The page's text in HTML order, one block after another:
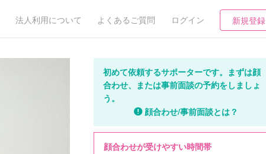
法人利用について よくあるご質問 ログイン 新規登録
初めて依頼するサポーターです。まずは顔
合わせ、または事前面談の予約をしましょ
う。
顔合わせ/事前面談とは？
顔合わせが受けやすい時間帯